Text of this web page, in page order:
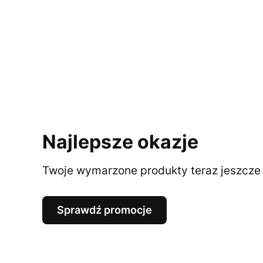
Najlepsze okazje
Twoje wymarzone produkty teraz
Sprawdź promocje